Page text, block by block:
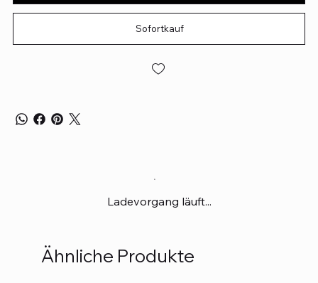
Sofortkauf
Ladevorgang läuft...
Ähnliche Produkte